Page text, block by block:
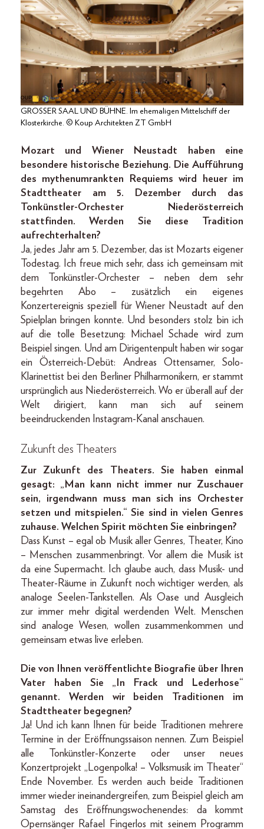
GROSSER SAAL UND BÜHNE. Im ehemaligen Mittelschiff der
Klosterkirche. © Koup Architekten ZT GmbH
Mozart und Wiener Neustadt haben eine
besondere historische Beziehung. Die Aufführung
des mythenumrankten Requiems wird heuer im
Stadttheater am 5. Dezember durch das
Tonkünstler-Orchester Niederösterreich
stattfinden. Werden Sie diese Tradition
aufrechterhalten?
Ja, jedes Jahr am 5. Dezember, das ist Mozarts eigener
Todestag. Ich freue mich sehr, dass ich gemeinsam mit
dem Tonkünstler-Orchester – neben dem sehr
begehrten Abo – zusätzlich ein eigenes
Konzertereignis speziell für Wiener Neustadt auf den
Spielplan bringen konnte. Und besonders stolz bin ich
auf die tolle Besetzung: Michael Schade wird zum
Beispiel singen. Und am Dirigentenpult haben wir sogar
ein Österreich-Debüt: Andreas Ottensamer, Solo-
Klarinettist bei den Berliner Philharmonikern, er stammt
ursprünglich aus Niederösterreich. Wo er überall auf der
Welt dirigiert, kann man sich auf seinem
beeindruckenden Instagram-Kanal anschauen.
Zukunft des Theaters
Zur Zukunft des Theaters. Sie haben einmal
gesagt: „Man kann nicht immer nur Zuschauer
sein, irgendwann muss man sich ins Orchester
setzen und mitspielen.“ Sie sind in vielen Genres
zuhause. Welchen Spirit möchten Sie einbringen?
Dass Kunst – egal ob Musik aller Genres, Theater, Kino
– Menschen zusammenbringt. Vor allem die Musik ist
da eine Supermacht. Ich glaube auch, dass Musik- und
Theater-Räume in Zukunft noch wichtiger werden, als
analoge Seelen-Tankstellen. Als Oase und Ausgleich
zur immer mehr digital werdenden Welt. Menschen
sind analoge Wesen, wollen zusammenkommen und
gemeinsam etwas live erleben.
Die von Ihnen veröffentlichte Biografie über Ihren
Vater haben Sie „In Frack und Lederhose“
genannt. Werden wir beiden Traditionen im
Stadttheater begegnen?
Ja! Und ich kann Ihnen für beide Traditionen mehrere
Termine in der Eröffnungssaison nennen. Zum Beispiel
alle Tonkünstler-Konzerte oder unser neues
Konzertprojekt „Logenpolka! – Volksmusik im Theater“
Ende November. Es werden auch beide Traditionen
immer wieder ineinandergreifen, zum Beispiel gleich am
Samstag des Eröffnungswochenendes: da kommt
Opernsänger Rafael Fingerlos mit seinem Programm